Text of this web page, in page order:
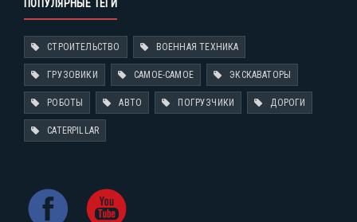
ПОПУЛЯРНЫЕ ТЕГИ
СТРОИТЕЛЬСТВО ВОЕННАЯ ТЕХНИКА
ГРУЗОВИКИ САМОЕ-САМОЕ ЭКСКАВАТОРЫ
РОБОТЫ АВТО ПОГРУЗЧИКИ ДОРОГИ
CATERPILLAR